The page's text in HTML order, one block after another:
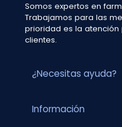
Somos expertos en
Trabajamos para las
prioridad es la
clientes.
¿Necesitas ayuda?
Información